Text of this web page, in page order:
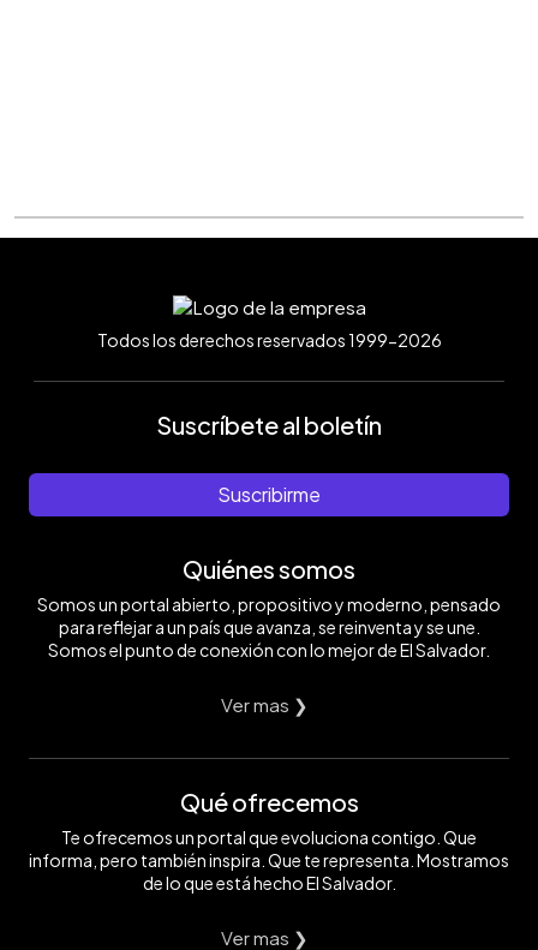
Todos los derechos reservados 1999-2026
Suscríbete al boletín
Suscribirme
Quiénes somos
Somos un portal abierto, propositivo y moderno, pensado
para reflejar a un país que avanza, se reinventa y se une.
Somos el punto de conexión con lo mejor de El Salvador.
Ver mas ❯
Qué ofrecemos
Te ofrecemos un portal que evoluciona contigo. Que
informa, pero también inspira. Que te representa. Mostramos
de lo que está hecho El Salvador.
Ver mas ❯